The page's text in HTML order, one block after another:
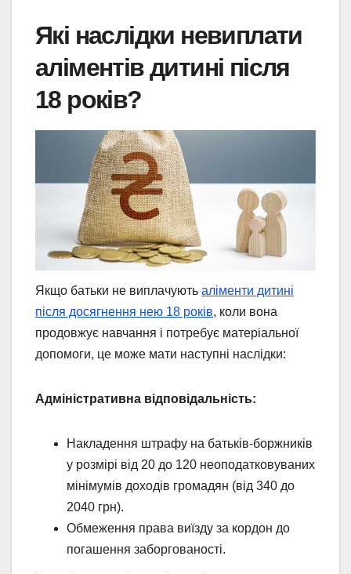
Які наслідки невиплати
аліментів дитині після
18 років?
Якщо батьки не виплачують аліменти дитині
після досягнення нею 18 років, коли вона
продовжує навчання і потребує матеріальної
допомоги, це може мати наступні наслідки:
Адміністративна відповідальність:
Накладення штрафу на батьків-боржників
у розмірі від 20 до 120 неоподатковуваних
мінімумів доходів громадян (від 340 до
2040 грн).
Обмеження права виїзду за кордон до
погашення заборгованості.